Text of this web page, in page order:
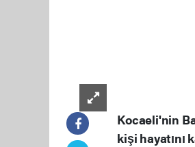
Kocaeli'nin
kişi hayatını